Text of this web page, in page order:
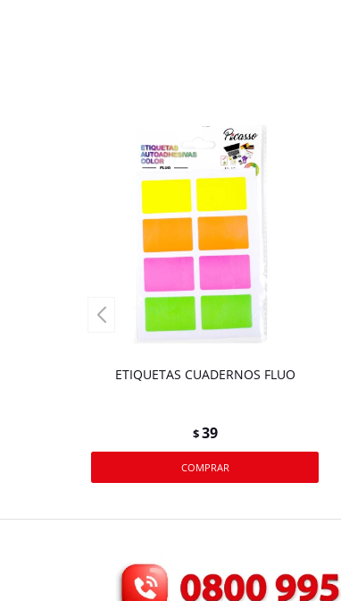
ETIQUETAS CUADERNOS FLUO
$39